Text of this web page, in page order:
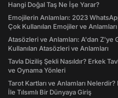
Hangi Doğal Taş Ne İşe Yarar?
Emojilerin Anlamları: 2023
Çok Kullanılan Emojiler ve Anlamları
Atasözleri ve Anlamları: A'dan Z'ye
Kullanılan Atasözleri ve Anlamları
Tavla Diziliş Şekli Nasıldır? Erkek
ve Oynama Yönleri
Tarot Kartları ve Anlamları
İle Tılsımlı Bir Dünyaya Giriş